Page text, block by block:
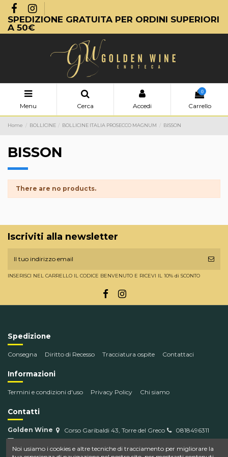
SPEDIZIONE GRATUITA PER ORDINI SUPERIORI
A 50€
Menu Cerca Accedi
0
Carrello
Home BOLLICINE BOLLICINE ITALIA PROSECCO MAGNUM BISSON
BISSON
There are no products.
Iscriviti alla newsletter
INSERISCI NEL CARRELLO IL CODICE BENVENUTO E RICEVI IL 10% di SCONTO
Spedizione
Consegna Diritto di Recesso Tracciatura ospite Contattaci
Informazioni
Termini e condizioni d'uso Privacy Policy Chi siamo
Contatti
Golden Wine Corso Garibaldi 43, Torre del Greco
0818496311
info@goldenwine.com
Noi usiamo i cookies e altre tecniche di tracciamento per migliorare la